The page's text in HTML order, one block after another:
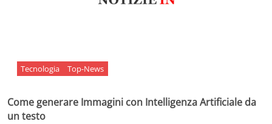
Tecnologia Top-News
Come generare Immagini con Intelligenza Artificiale da
un testo